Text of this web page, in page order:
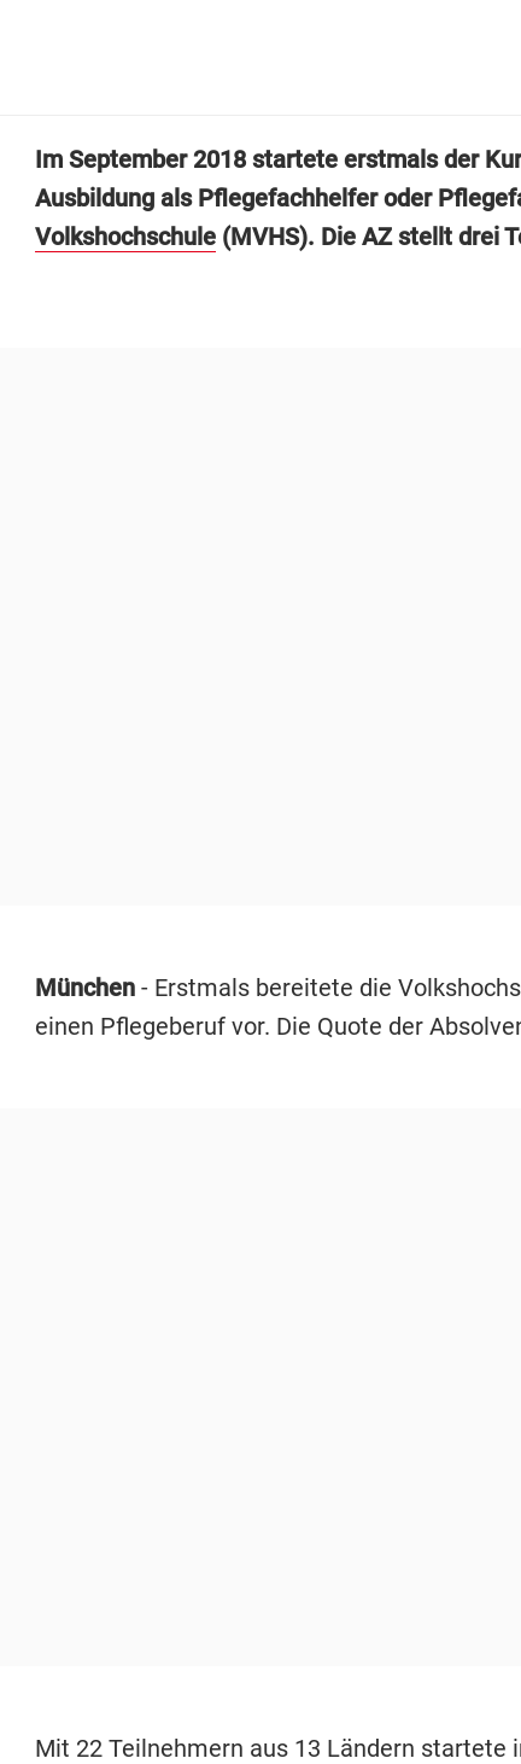
Im September 2018 startete erstmals der
Ausbildung als Pflegefachhelfer oder
Volkshochschule(MVHS). Die AZ stellt drei
München- Erstmals bereitete die
einen Pflegeberuf vor. Die Quote der
Mit 22 Teilnehmern aus 13 Ländern startete